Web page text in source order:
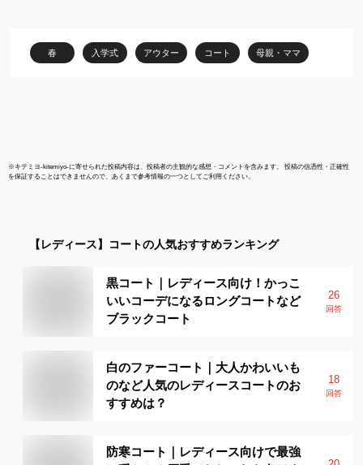
きれいめ ファッション
冬 春》
春 入学式 アウター コート 母親・ママ
※キテミヨ-kitemiyo-に寄せられた投稿内容は、投稿者の主観的な感想・コメントを含みます。 投稿の信憑性・正確性
を保証することはできませんので、あくまで参考情報の一つとしてご利用ください。
【レディース】 コートの人気おすすめランキング
黒コート｜レディース向け！かっこ
いいコーデになるロングコートなど
ブラックコート
26
回答
白のファーコート｜大人かわいいも
のなど人気のレディースコートのお
すすめは？
18
回答
防寒コート｜レディース向けで最強